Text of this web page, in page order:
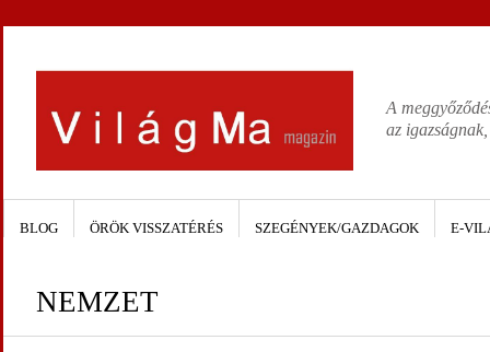
A
az
BLOG ÖRÖK VISSZATÉRÉS SZEGÉNYEK/GAZDAGOK E-
NEMZET